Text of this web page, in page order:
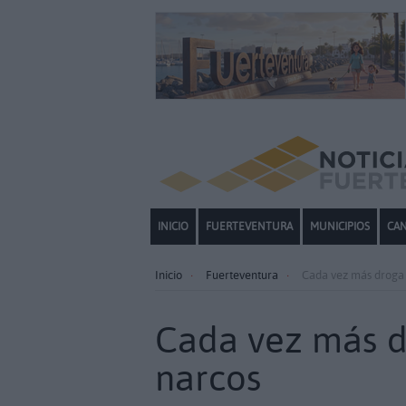
INICIO FUERTEVENTURA MUNICIPIOS
Inicio Fuerteventura Cada vez más
Cada vez más
narcos